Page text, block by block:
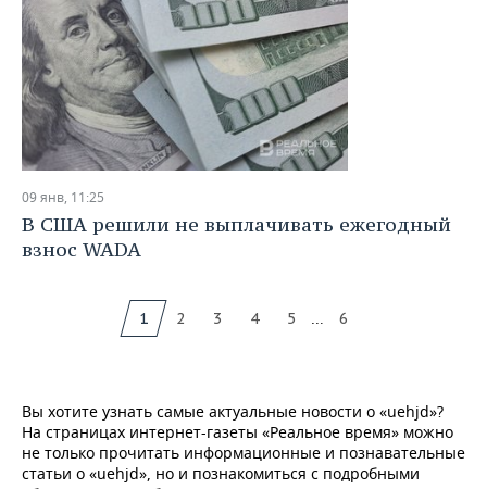
09 янв, 11:25
В США решили не выплачивать ежегодный
взнос WADA
1 2 3 4 5 ... 6
Вы хотите узнать самые актуальные новости о «uehjd»?
На страницах интернет-газеты «Реальное время» можно
не только прочитать информационные и познавательные
статьи о «uehjd», но и познакомиться с подробными